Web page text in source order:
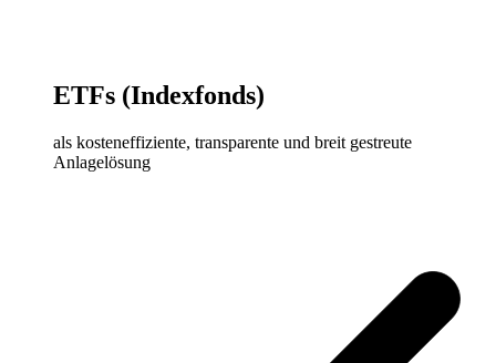
ETFs (Indexfonds)
als kosteneffiziente, transparente und breit gestreute
Anlagelösung